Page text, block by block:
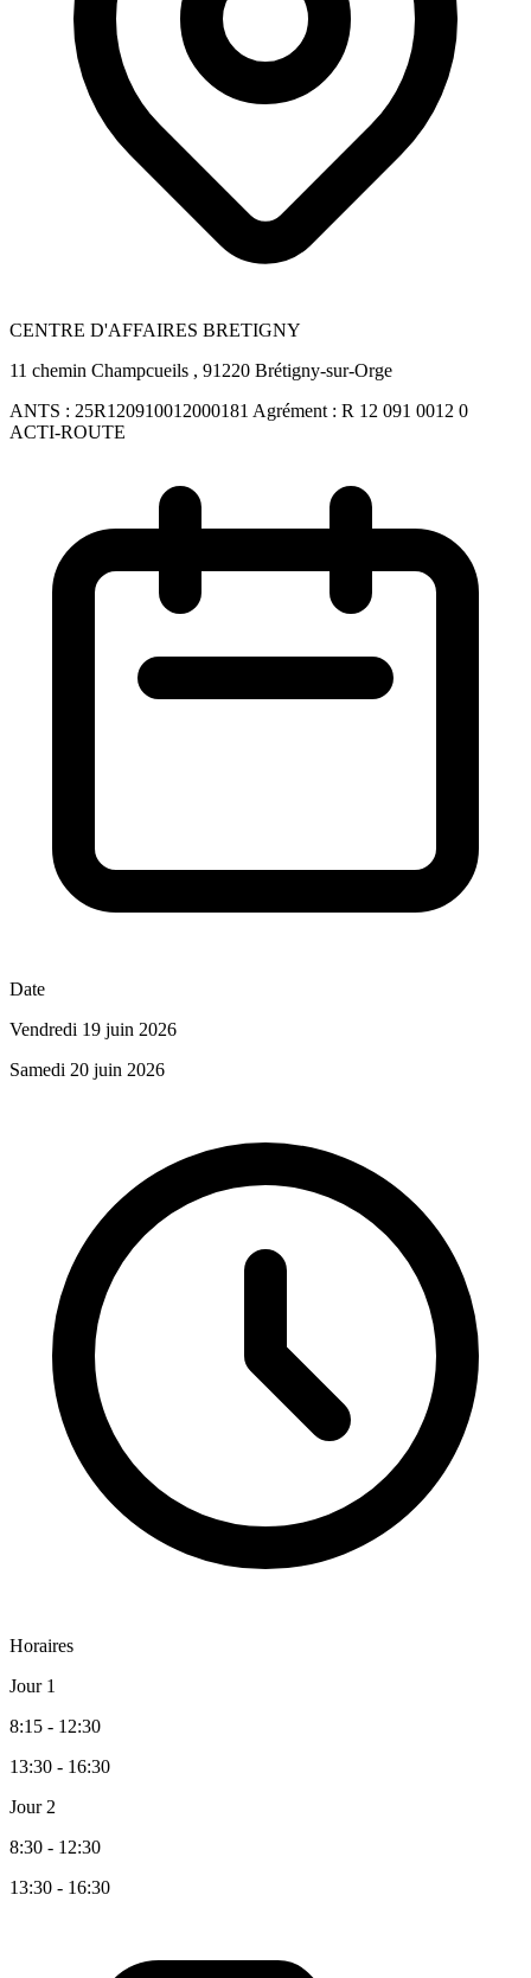
CENTRE D'AFFAIRES BRETIGNY
11 chemin Champcueils , 91220 Brétigny-sur-Orge
ANTS : 25R120910012000181 Agrément : R 12 091 0012 0
ACTI-ROUTE
Date
Vendredi 19 juin 2026
Samedi 20 juin 2026
Horaires
Jour 1
8:15 - 12:30
13:30 - 16:30
Jour 2
8:30 - 12:30
13:30 - 16:30